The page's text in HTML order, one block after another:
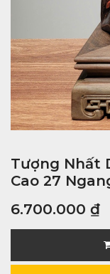
Tượng Nhất
Cao 27
6.700.000 ₫